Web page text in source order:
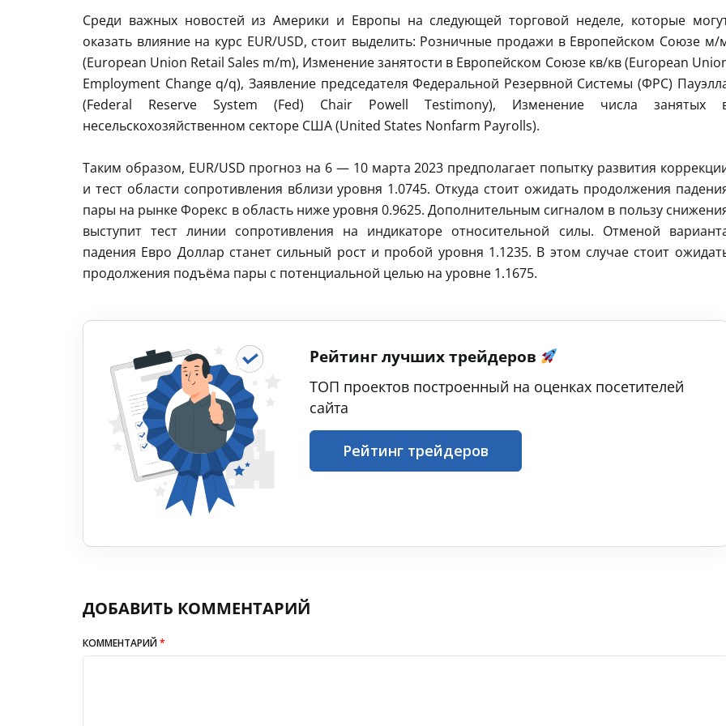
Среди важных новостей из Америки и Европы на следующей торговой неделе, которые
оказать влияние на курс EUR/USD, стоит выделить: Розничные продажи в Европейском Союзе м/
(European Union Retail Sales m/m), Изменение занятости в Европейском Союзе кв/кв (European
Employment Change q/q), Заявление председателя Федеральной Резервной Системы (ФРС)
(Federal Reserve System (Fed) Chair Powell Testimony), Изменение числа занятых
несельскохозяйственном секторе США (United States Nonfarm Payrolls).
Таким образом, EUR/USD прогноз на 6 — 10 марта 2023 предполагает попытку развития
и тест области сопротивления вблизи уровня 1.0745. Откуда стоит ожидать продолжения
пары на рынке Форекс в область ниже уровня 0.9625. Дополнительным сигналом в пользу
выступит тест линии сопротивления на индикаторе относительной силы. Отменой
падения Евро Доллар станет сильный рост и пробой уровня 1.1235. В этом случае стоит
продолжения подъёма пары с потенциальной целью на уровне 1.1675.
Рейтинг лучших трейдеров
ТОП проектов построенный на оценках посетителей
сайта
Рейтинг трейдеров
ДОБАВИТЬ КОММЕНТАРИЙ
КОММЕНТАРИЙ*